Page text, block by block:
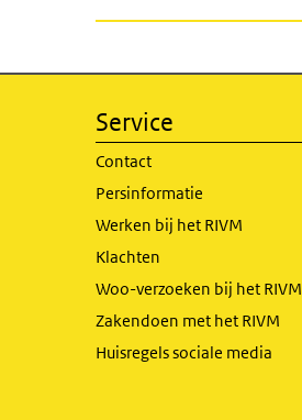
Service
Contact
Persinformatie
Werken bij het RIVM
Klachten
Woo-verzoeken bij het RIVM
Zakendoen met het RIVM
Huisregels sociale media